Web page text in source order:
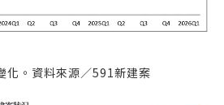
化。資料來源／591新建案